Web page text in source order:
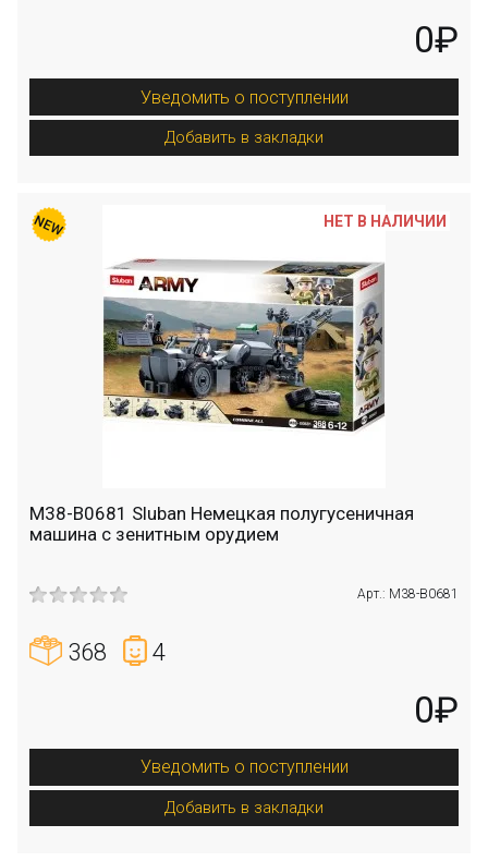
0₽
Уведомить о поступлении
Добавить в закладки
M38-B0681 Sluban Немецкая полугусеничная
машина с зенитным орудием
Арт.: M38-B0681
368 4
0₽
Уведомить о поступлении
Добавить в закладки
НЕТ В НАЛИЧИИ